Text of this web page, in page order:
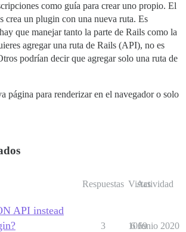
como guía para crear uno propio. El
crea un plugin con una nueva ruta. Es
que manejar tanto la parte de Rails como la
agregar una ruta de Rails (API), no es
podrían decir que agregar solo una ruta de
página para renderizar en el navegador o solo
Respuestas Vistas
Actividad
API instead
3 1069
6 Junio 2020